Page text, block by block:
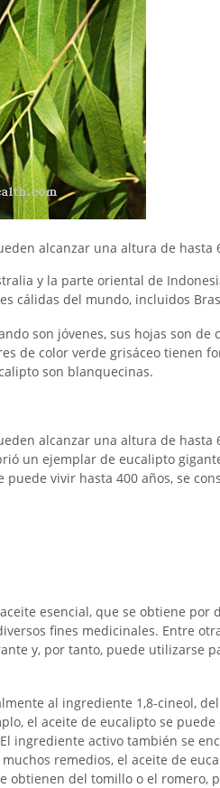
alcanzar una altura de hasta
y la parte oriental de
cálidas del mundo, incluidos
son jóvenes, sus hojas son de
de color verde grisáceo tienen
son blanquecinas.
alcanzar una altura de hasta
un ejemplar de eucalipto
puede vivir hasta 400 años, se
esencial, que se obtiene por
fines medicinales. Entre
y, por tanto, puede utilizarse
al ingrediente 1,8-cineol,
el aceite de eucalipto se
ingrediente activo también se
remedios, el aceite de
obtienen del tomillo o el romero,